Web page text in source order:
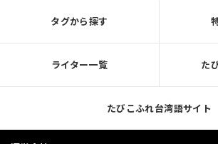
タグから探す
ライター一覧 た
たびこふれ台湾語サイト